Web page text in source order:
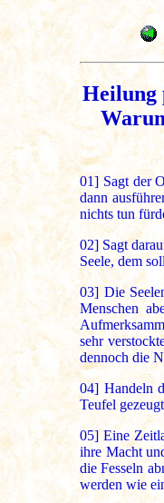
Heilung
01] Sagt der
dann
nichts tun
02] Sagt
Seele, dem
03] Die
Menschen
sehr
dennoch die
04] Handeln
Teufel
05] Eine
ihre Macht
die Fesseln
werden wie